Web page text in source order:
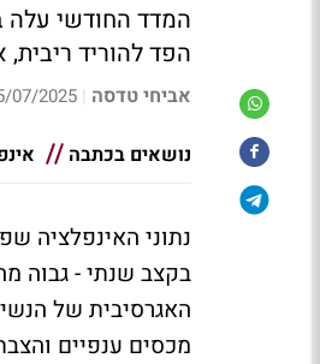
הפד להוריד
אביחי טדסה |
2025 15:30
נושאים בכתבה
האגרסיבית של
מכסים ענפיים והצבת רף בסיסי של